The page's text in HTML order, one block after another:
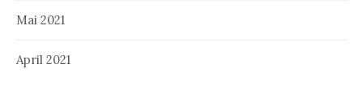
Mai 2021
April 2021